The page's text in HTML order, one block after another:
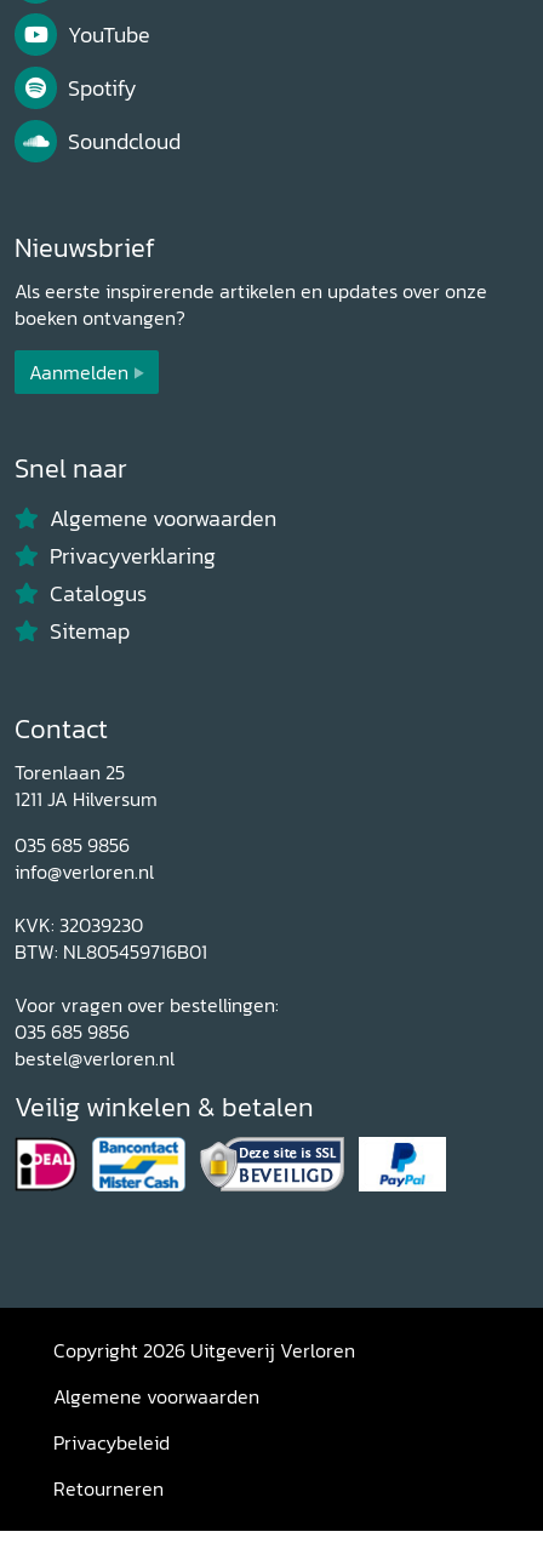
YouTube
Spotify
Soundcloud
Nieuwsbrief
Als eerste inspirerende artikelen en updates over onze
boeken ontvangen?
Aanmelden
Snel naar
Algemene voorwaarden
Privacyverklaring
Catalogus
Sitemap
Contact
Torenlaan 25
1211 JA Hilversum
035 685 9856
info@verloren.nl
KVK: 32039230
BTW: NL805459716B01
Voor vragen over bestellingen:
035 685 9856
bestel@verloren.nl
Veilig winkelen & betalen
Copyright 2026 Uitgeverij Verloren
Algemene voorwaarden
Privacybeleid
Retourneren